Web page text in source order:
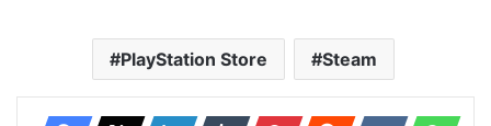
PlayStation Store Steam